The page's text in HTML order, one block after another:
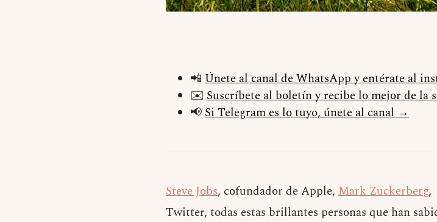
📲 Únete al canal de WhatsApp y entérate al
✉️ Suscríbete al boletín y recibe lo mejor de la
📢Si Telegram es lo tuyo, únete al canal →
Steve Jobs, cofundador de Apple, Mark Zuckerberg,
Twitter, todas estas brillantes personas que han